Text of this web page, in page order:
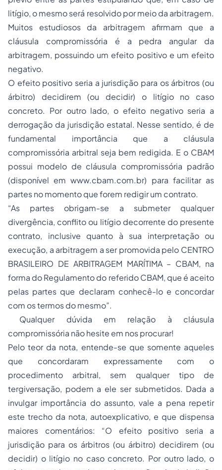
litígio, o mesmo será resolvido por meio da arbitragem.
Muitos estudiosos da arbitragem afirmam que a
cláusula compromissória é a pedra angular da
arbitragem, possuindo um efeito positivo e um efeito
negativo.
O efeito positivo seria a jurisdição para os árbitros (ou
árbitro) decidirem (ou decidir) o litígio no caso
concreto. Por outro lado, o efeito negativo seria a
derrogação da jurisdição estatal. Nesse sentido, é de
fundamental importância que a cláusula
compromissória arbitral seja bem redigida. E o CBAM
possui modelo de cláusula compromissória padrão
(disponível em www.cbam.com.br) para facilitar as
partes no momento que forem redigir um contrato.
“As partes obrigam-se a submeter qualquer
divergência, conflito ou litígio decorrente do presente
contrato, inclusive quanto à sua interpretação ou
execução, a arbitragem a ser promovida pelo CENTRO
BRASILEIRO DE ARBITRAGEM MARÍTIMA – CBAM, na
forma do Regulamento do referido CBAM, que é aceito
pelas partes que declaram conhecê-lo e concordar
com os termos do mesmo”.
Qualquer dúvida em relação à cláusula
compromissória não hesite em nos procurar!
Pelo teor da nota, entende-se que somente aqueles
que concordaram expressamente com o
procedimento arbitral, sem qualquer tipo de
tergiversação, podem a ele ser submetidos. Dada a
invulgar importância do assunto, vale a pena repetir
este trecho da nota, autoexplicativo, e que dispensa
maiores comentários: “O efeito positivo seria a
jurisdição para os árbitros (ou árbitro) decidirem (ou
decidir) o litígio no caso concreto. Por outro lado, o